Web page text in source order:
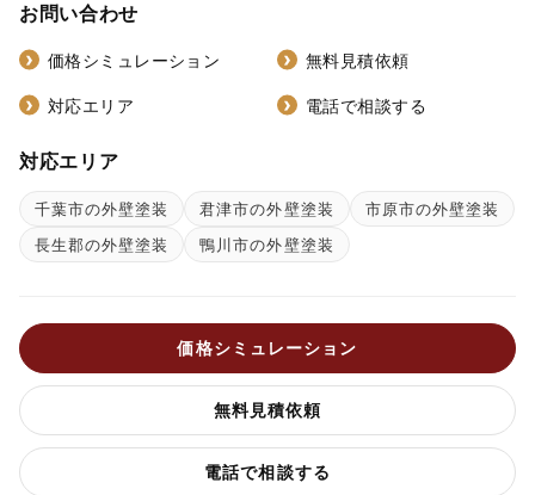
お問い合わせ
価格シミュレーション 無料見積依頼
対応エリア 電話で相談する
対応エリア
千葉市の外壁塗装 君津市の外壁塗装
市原市の外壁塗装
長生郡の外壁塗装
鴨川市の外壁塗装
価格シミュレーション
無料見積依頼
電話で相談する